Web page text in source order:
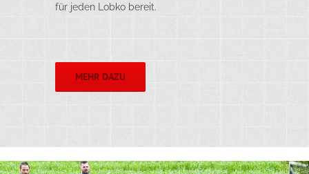
für jeden Lobko bereit.
MEHR DAZU